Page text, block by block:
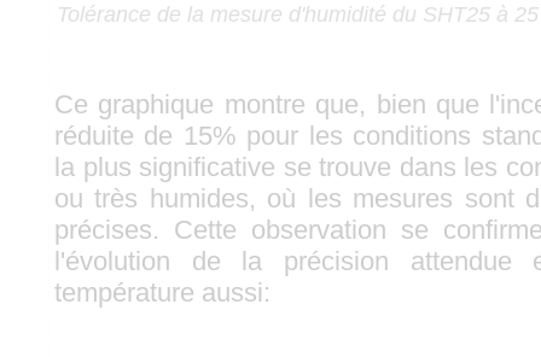
Tolérance de la mesure d'humidité du SHT25 à
Ce graphique montre que, bien que
réduite de 15% pour les conditions
la plus significative se trouve dans les
ou très humides, où les mesures sont
précises. Cette observation se
l'évolution de la précision
température aussi: